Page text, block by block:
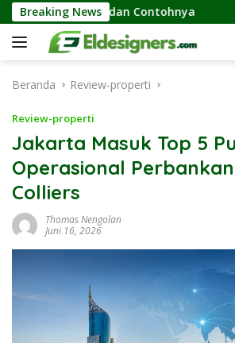
Langsung
ke
konten
Breaking News
Cicilan, dan Contohnya NON by
Beranda Review-properti
Review-properti
Jakarta Masuk Top 5
Operasional Perbankan
Colliers
Thomas Nengolan
Juni 16, 2026